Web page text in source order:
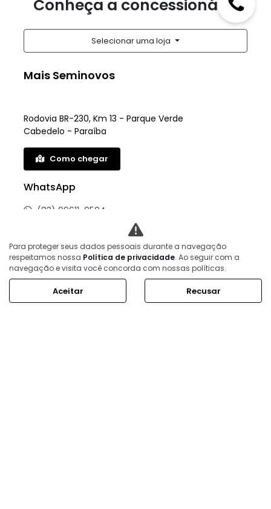
Conheça a concessionária
Selecionar uma loja
Mais Seminovos
Rodovia BR-230, Km 13 - Parque Verde
Cabedelo - Paraíba
Como chegar
WhatsApp
(83) 99611-9594
HORÁRIOS DE FUNCIONAMENTO
Showroom
Segunda a sexta, das 8h às 18h.
Sábado, das 8h às 14h.
Para proteger seus dados pessoais durante a navegação
respeitamos nossa Política de privacidade. Ao seguir com a
navegação e visita você concorda com nossas políticas.
Aceitar Recusar